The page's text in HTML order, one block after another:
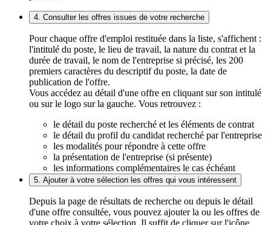
4. Consulter les offres issues de votre recherche
Pour chaque offre d'emploi restituée dans la liste, s'affichent :
l'intitulé du poste, le lieu de travail, la nature du contrat et la
durée de travail, le nom de l'entreprise si précisé, les 200
premiers caractères du descriptif du poste, la date de
publication de l'offre.
Vous accédez au détail d'une offre en cliquant sur son intitulé
ou sur le logo sur la gauche. Vous retrouvez :
le détail du poste recherché et les éléments de contrat
le détail du profil du candidat recherché par l'entreprise
les modalités pour répondre à cette offre
la présentation de l'entreprise (si présente)
les informations complémentaires le cas échéant
5. Ajouter à votre sélection les offres qui vous intéressent
Depuis la page de résultats de recherche ou depuis le détail
d'une offre consultée, vous pouvez ajouter la ou les offres de
votre choix à votre sélection. Il suffit de cliquer sur l'icône